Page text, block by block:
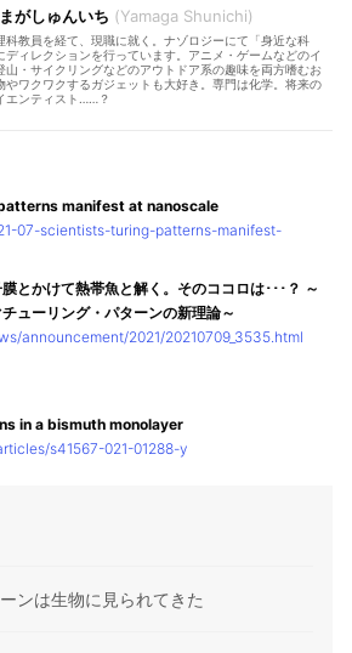
がしゅんいち Yamaga Shunichi
科教員を経て、現職に就く。ナゾロジーにて「身近な科
ディレクションを行っています。アニメ・ゲームなどのイ
山・サイクリングなどのアウトドア系の趣味を両方嗜むお
やワクワクするガジェットも大好き。専門は化学。将来の
エンティスト……？
manifest at nanoscale
07-scientists-turing-patterns-manifest-
とかけて熱帯魚と解く。そのココロは･･･？ ～
ューリング・パターンの新理論～
announcement/2021/20210709_3535.html
in a bismuth monolayer
s41567-021-01288-y
ンは生物に見られてきた